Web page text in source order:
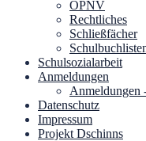
ÖPNV
Rechtliches
Schließfächer
Schulsozialarbeit
Anmeldungen
Anmeldungen
Datenschutz
Impressum
Projekt Dschinns